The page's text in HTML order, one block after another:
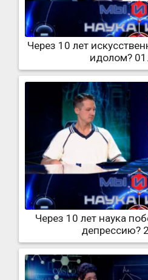
Через 10 лет
идолом?
Через 10 лет наука
депрессию?